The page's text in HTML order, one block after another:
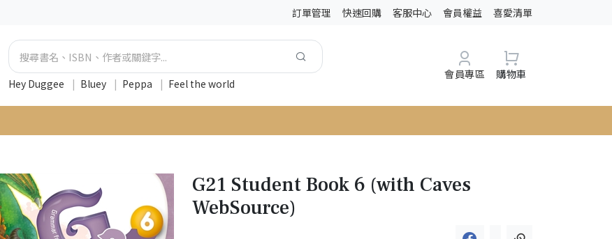
訂單管理 快速回購 客服中心 會員權益 喜愛清單
Hey Duggee | Bluey | Peppa | Feel the world
會員專區 購物車
G21 Student Book 6 (with Caves
WebSource)